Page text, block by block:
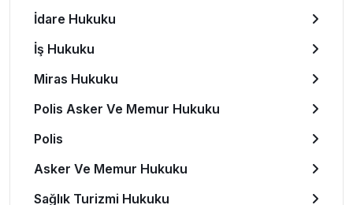
İdare Hukuku
İş Hukuku
Miras Hukuku
Polis Asker Ve Memur Hukuku
Polis
Asker Ve Memur Hukuku
Sağlık Turizmi Hukuku